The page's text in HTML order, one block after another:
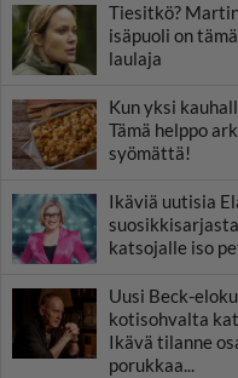
Tiesitkö?
isäpuoli on
laulaja
Kun yksi
Tämä helppo
syömättä!
Ikäviä uutisia
katsojalle iso
Uusi Beck-
kotisohvalta
Ikävä tilanne
porukkaa...